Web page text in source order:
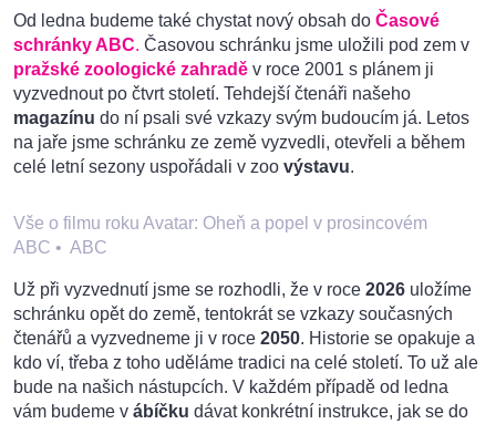
Od ledna budeme také chystat nový obsah do Časové
schránky ABC. Časovou schránku jsme uložili pod zem v
pražské zoologické zahradě v roce 2001 s plánem ji
vyzvednout po čtvrt století. Tehdejší čtenáři našeho
magazínu do ní psali své vzkazy svým budoucím já. Letos
na jaře jsme schránku ze země vyzvedli, otevřeli a během
celé letní sezony uspořádali v zoo výstavu.
Vše o filmu roku Avatar: Oheň a popel v prosincovém
ABC • ABC
Už při vyzvednutí jsme se rozhodli, že v roce 2026 uložíme
schránku opět do země, tentokrát se vzkazy současných
čtenářů a vyzvedneme ji v roce 2050. Historie se opakuje a
kdo ví, třeba z toho uděláme tradici na celé století. To už ale
bude na našich nástupcích. V každém případě od ledna
vám budeme v ábíčku dávat konkrétní instrukce, jak se do